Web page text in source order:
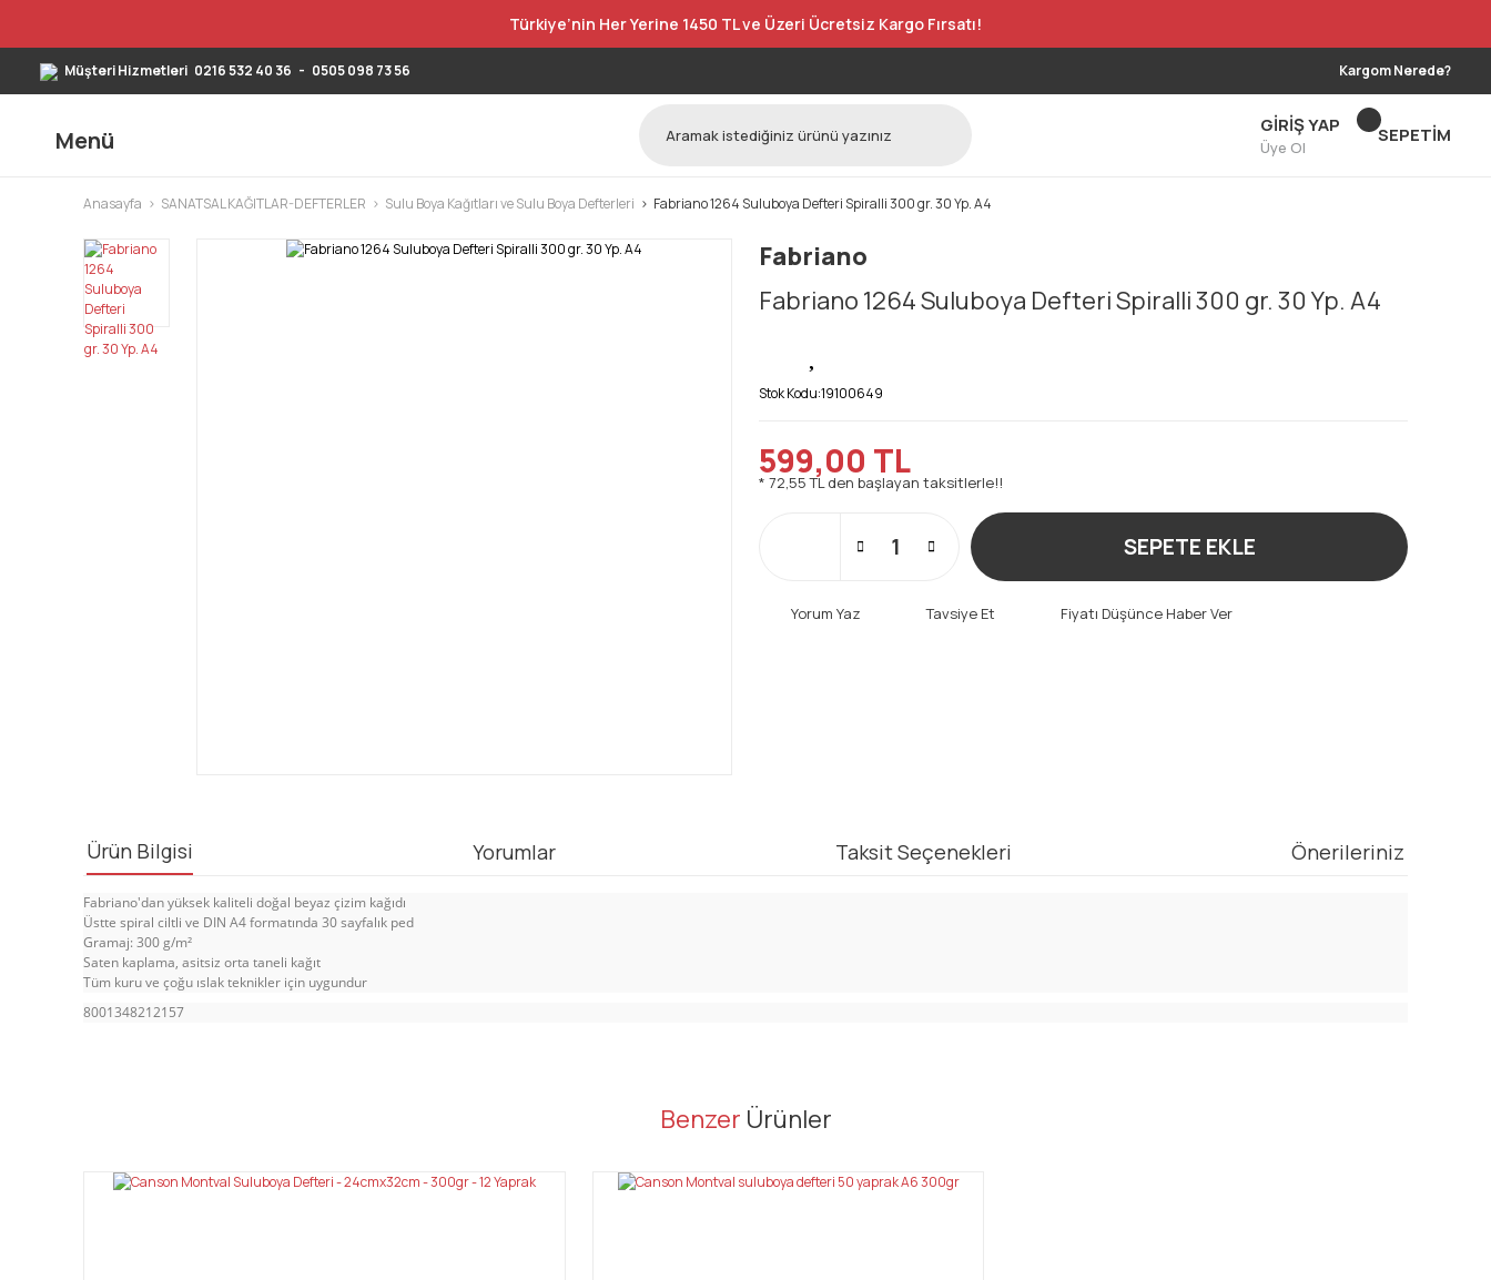
Türkiye’nin Her Yerine 1450 TL ve Üzeri Ücretsiz Kargo Fırsatı!
Müşteri Hizmetleri 0216 532 40 36 - 0505 098 73 56 Kargom Nerede?
Menü
GİRİŞ YAP
Üye Ol
SEPETİM
Anasayfa SANATSAL KAĞITLAR-DEFTERLER Sulu Boya Kağıtları ve Sulu Boya Defterleri Fabriano 1264 Suluboya Defteri Spiralli 300 gr. 30 Yp. A4
Fabriano
Fabriano 1264 Suluboya Defteri Spiralli 300 gr. 30 Yp. A4
Stok Kodu:19100649
599,00 TL
* 72,55 TL den başlayan taksitlerle!!
SEPETE EKLE
Yorum Yaz Tavsiye Et Fiyatı Düşünce Haber Ver
Ürün Bilgisi Yorumlar Taksit Seçenekleri Önerileriniz
Fabriano'dan yüksek kaliteli doğal beyaz çizim kağıdı
Üstte spiral ciltli ve DIN A4 formatında 30 sayfalık ped
Gramaj: 300 g/m²
Saten kaplama, asitsiz orta taneli kağıt
Tüm kuru ve çoğu ıslak teknikler için uygundur
8001348212157
Bu ürünün fiyat bilgisi, resim, ürün açıklamalarında ve diğer konularda yetersiz gördüğünüz noktaları öneri formunu kullanarak tarafımıza iletebilirsiniz.
Ürün resmi kalitesiz, bozuk veya görüntülenemiyor.
Benzer Ürünler